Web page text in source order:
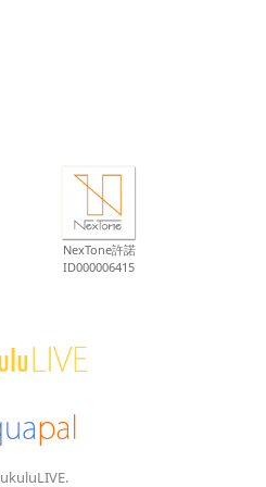
NexTone許諾
ID000006415